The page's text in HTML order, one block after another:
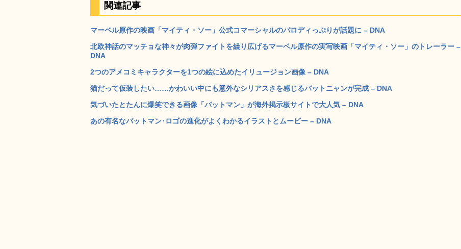
関連記事
マーベル原作の映画「マイティ・ソー」公式コマーシャルのパロディっぷりが話題に – DNA
北欧神話のマッチョな神々が肉弾ファイトを繰り広げるマーベル原作の実写映画「マイティ・ソー」のトレーラー –
DNA
2つのアメコミキャラクターを1つの絵に込めたイリュージョン画像 – DNA
猫だって仮装したい……かわいい中にも意外なシリアスさを感じるバットニャンが完成 – DNA
気づいたとたんに爆笑できる画像「バットマン」が海外掲示板サイトで大人気 – DNA
あの有名なバットマン･ロゴの進化がよくわかるイラストとムービー – DNA